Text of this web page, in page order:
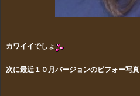
カワイイでしょ
次に最近１０月バージョンのビフォー写真